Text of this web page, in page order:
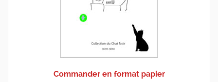
Commander en format papier